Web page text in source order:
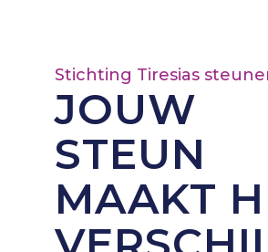
Stichting Tiresias
JOUW
STEUN
MAAKT